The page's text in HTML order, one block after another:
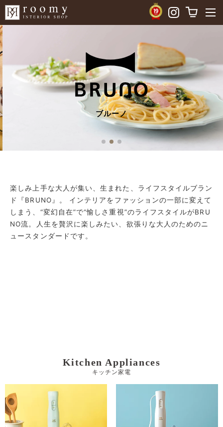
ブルーノ
楽しみ上手な大人が集い、生まれた、ライフスタイルブラン
ド『BRUNO』。 インテリアをファッションの一部に変えて
しまう、“変幻自在”で“愉しさ重視”のライフスタイルがBRU
NO流。人生を贅沢に楽しみたい、欲張りな大人のためのニ
ュースタンダードです。
Kitchen Appliances
キッチン家電